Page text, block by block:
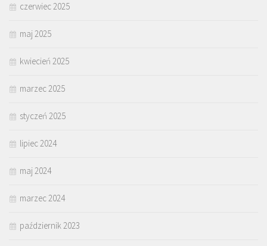
czerwiec 2025
maj 2025
kwiecień 2025
marzec 2025
styczeń 2025
lipiec 2024
maj 2024
marzec 2024
październik 2023